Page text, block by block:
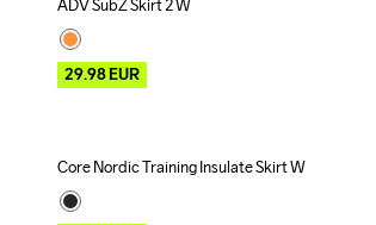
Outlet
ADV SubZ Skirt 2 W
29.98EUR
Outlet
Core Nordic Training Insulate Skirt W